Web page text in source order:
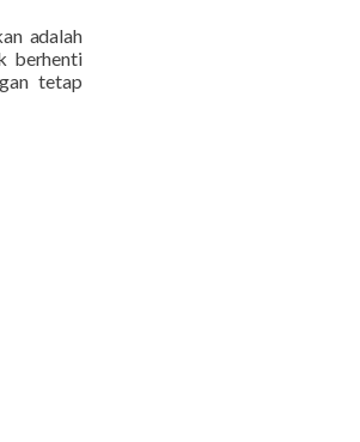
adalah
berhenti
tetap